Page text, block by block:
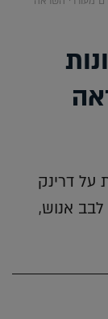
חשבונות
על דרינק
אנוש,